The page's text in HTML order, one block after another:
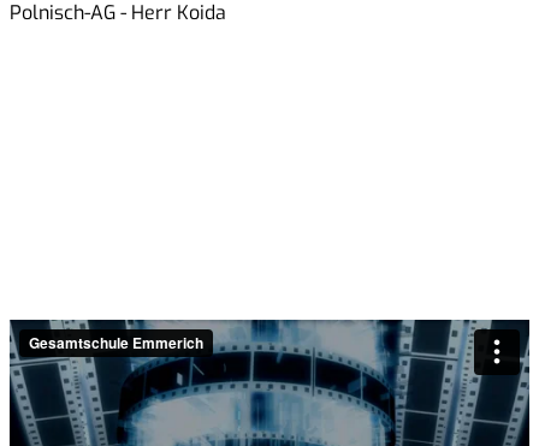
Polnisch-AG- Herr Koida